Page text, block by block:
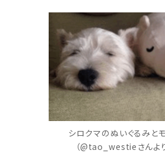
シロクマのぬいぐるみと
（@tao_westieさんよ